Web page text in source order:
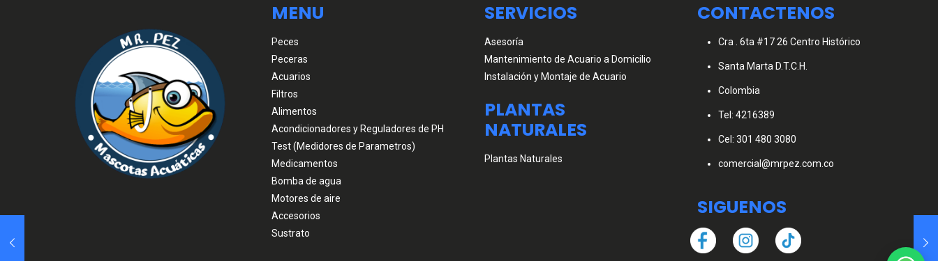
MENU
Peces
Peceras
Acuarios
Filtros
Alimentos
Acondicionadores y Reguladores de PH
Test (Medidores de Parametros)
Medicamentos
Bomba de agua
Motores de aire
Accesorios
Sustrato
SERVICIOS
Asesoría
Mantenimiento de Acuario a Domicilio
Instalación y Montaje de Acuario
PLANTAS
NATURALES
Plantas Naturales
CONTACTENOS
Cra . 6ta #17 26 Centro Histórico
Santa Marta D.T.C.H.
Colombia
Tel: 4216389
Cel: 301 480 3080
comercial@mrpez.com.co
SIGUENOS